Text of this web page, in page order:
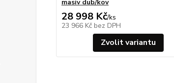
masiv dub/kov
28 998 Kč/ks
23 966 Kč bez DPH
Zvolit variantu